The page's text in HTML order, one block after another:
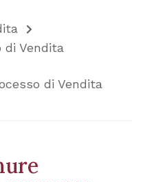
di Vendita
di Vendita